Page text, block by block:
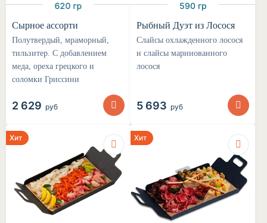
620 гр
Сырное ассорти
Полутвердый, мраморный,
тильзитер. С добавлением
меда, ореха грецкого и
соломки Гриссини
2 629 руб
590 гр
Рыбный Дуэт из Лосося
Слайсы охлажденного лосося
и слайсы маринованного
лосося
5 693 руб
Хит Хит